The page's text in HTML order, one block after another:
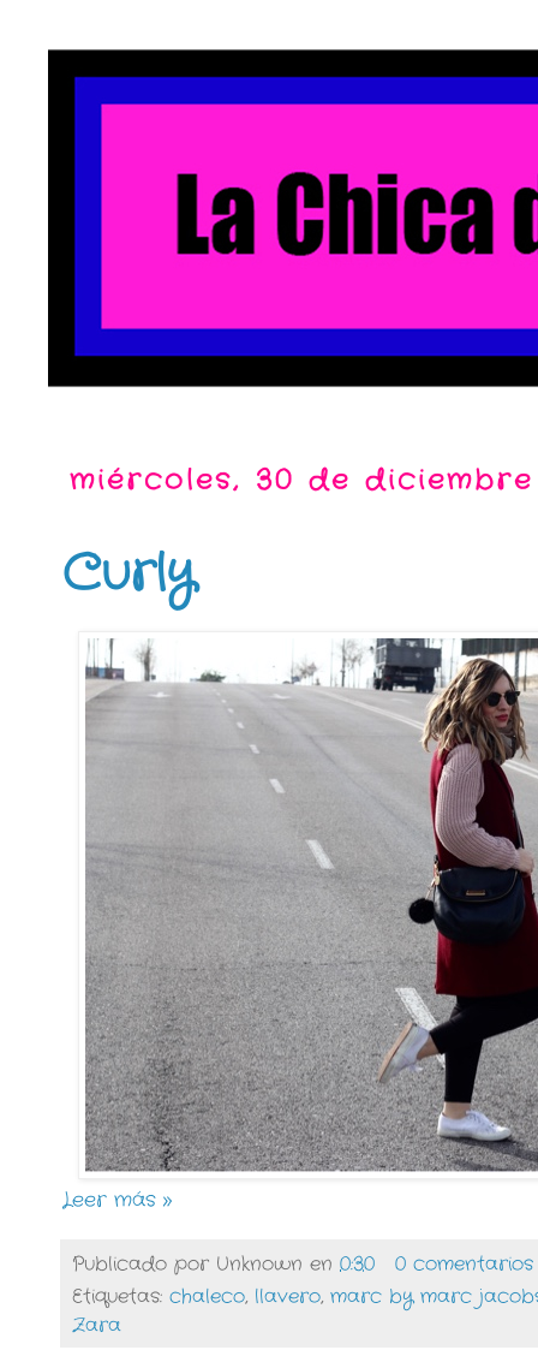
miércoles, 30 de diciembre
Curly
Leer más »
Publicado por Unknown en 0:30
0 comentarios
Etiquetas: chaleco, llavero, marc by marc
Zara